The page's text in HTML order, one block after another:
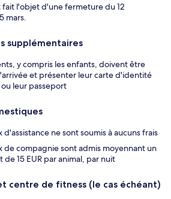
l'objet d'une fermeture du 12
mars.
supplémentaires
y compris les enfants, doivent être
et présenter leur carte d'identité
leur passeport
d'assistance ne sont soumis à aucuns frais
de compagnie sont admis moyennant un
15 EUR par animal, par nuit
centre de fitness (le cas échéant)